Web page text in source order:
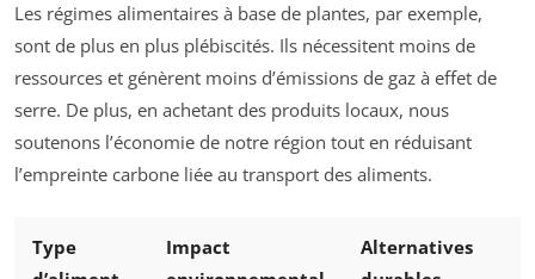
Les régimes alimentaires à base de plantes, par exemple,
sont de plus en plus plébiscités. Ils nécessitent moins de
ressources et génèrent moins d’émissions de gaz à effet de
serre. De plus, en achetant des produits locaux, nous
soutenons l’économie de notre région tout en réduisant
l’empreinte carbone liée au transport des aliments.
Type
Impact
Alternatives